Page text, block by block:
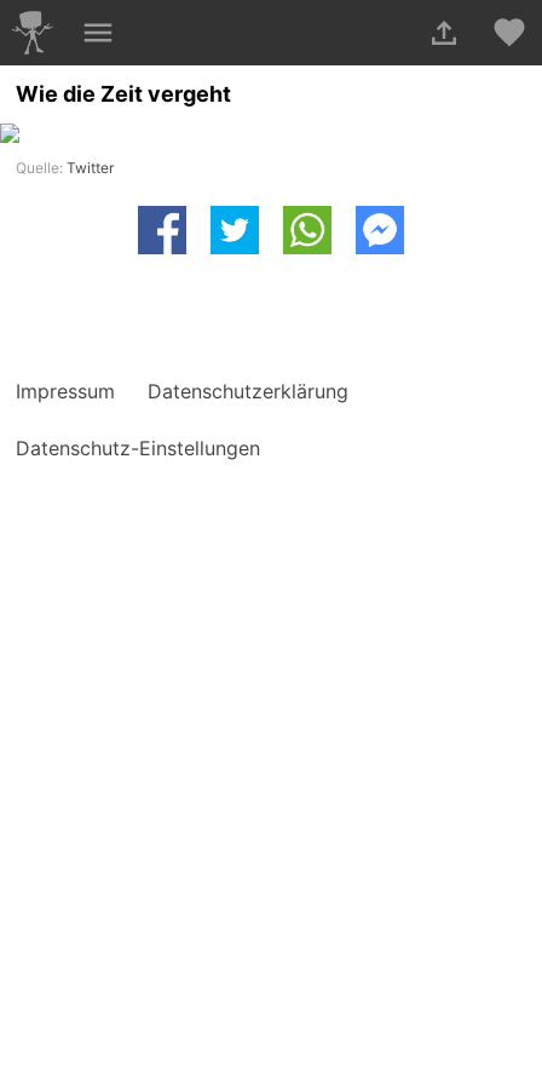
Wie die Zeit vergeht
Quelle:Twitter
Impressum Datenschutzerklärung
Datenschutz-Einstellungen